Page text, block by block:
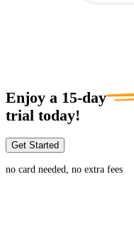
Enjoy a 15-day
trial today!
Get Started
no card needed, no extra fees